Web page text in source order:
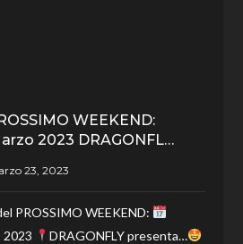
WEEKEND:
2023 DRAGONFL…
PROSSIMO WEEKEND:
2023
DRAGONFLY presenta…